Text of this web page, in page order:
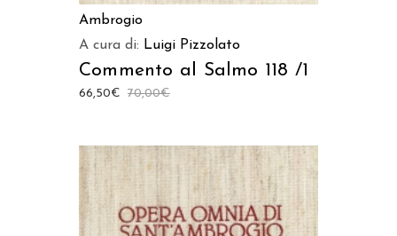
Ambrogio
A cura di: Luigi Pizzolato
Commento al Salmo 118 /1
70,00€
66,50€